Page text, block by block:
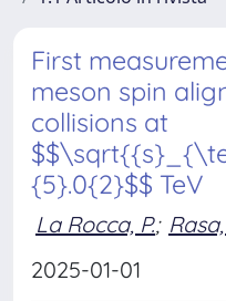
First
meson spin
collisions at
{5}.0{2}$$ TeV
La Rocca, P.;
2025-01-01